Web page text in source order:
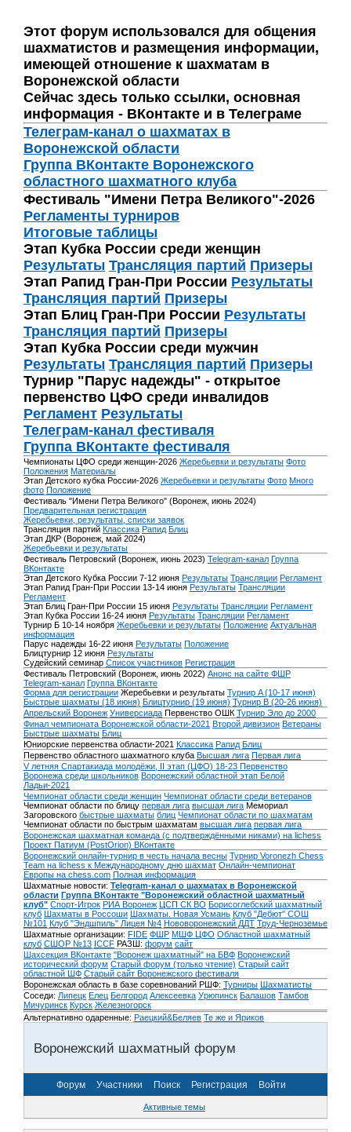
Этот форум использовался для общения
шахматистов и размещения информации,
имеющей отношение к шахматам в
Воронежской области
Сейчас здесь только ссылки, основная
информация - ВКонтакте и в Телеграме
Телеграм-канал о шахматах в
Воронежской области
Группа ВКонтакте Воронежского
областного шахматного клуба
Фестиваль "Имени Петра Великого"-2026
Регламенты турниров
Итоговые таблицы
Этап Кубка России среди женщин
Результаты Трансляция партий Призеры
Этап Рапид Гран-При России Результаты
Трансляция партий Призеры
Этап Блиц Гран-При России Результаты
Трансляция партий Призеры
Этап Кубка России среди мужчин
Результаты Трансляция партий Призеры
Турнир "Парус надежды" - открытое
первенство ЦФО среди инвалидов
Регламент Результаты
Телеграм-канал фестиваля
Группа ВКонтакте фестиваля
Чемпионаты ЦФО среди женщин-2026 Жеребьевки и результаты Фото
Положения Материалы
Этап Детского кубка России-2026 Жеребьевки и результаты Фото Много
фото Положение
Фестиваль "Имени Петра Великого" (Воронеж, июнь 2024)
Предварительная регистрация
Жеребьевки, результаты, списки заявок
Трансляция партий Классика Рапид Блиц
Этап ДКР (Воронеж, май 2024)
Жеребьевки и результаты
Фестиваль Петровский (Воронеж, июнь 2023) Telegram-канал Группа
ВКонтакте
Этап Детского Кубка России 7-12 июня Результаты Трансляции Регламент
Этап Рапид Гран-При России 13-14 июня Результаты Трансляции
Регламент
Этап Блиц Гран-При России 15 июня Результаты Трансляции Регламент
Этап Кубка России 16-24 июня Результаты Трансляции Регламент
Турнир Б 10-14 ноября Жеребьевки и результаты Положение Актуальная
информация
Парус надежды 16-22 июня Результаты Положение
Блицтурнир 12 июня Результаты
Судейский семинар Список участников Регистрация
Фестиваль Петровский (Воронеж, июнь 2022) Анонс на сайте ФШР
Telegram-канал Группа ВКонтакте
Форма для регистрации Жеребьевки и результаты Турнир A (10-17 июня)
Быстрые шахматы (18 июня) Блицтурнир (19 июня) Турнир B (20-26 июня)
Апрельский Воронеж Универсиада Первенство ОШК Турнир Эло до 2000
Финал чемпионата Воронежской области-2021 Второй дивизион Ветераны
Быстрые шахматы Блиц
Юниорские первенства области-2021 Классика Рапид Блиц
Первенство областного шахматного клуба Высшая лига Первая лига
V летняя Спартакиада молодёжи, II этап (ЦФО) 18-23 Первенство
Воронежа среди школьников Воронежский областной этап Белой
Ладьи-2021
Чемпионат области среди женщин Чемпионат области среди ветеранов
Чемпионат области по блицу первая лига высшая лига Мемориал
Загоровского быстрые шахматы блиц Чемпионат области по шахматам
Чемпионат области по быстрым шахматам высшая лига первая лига
Воронежская шахматная команда (с подтверждёнными никами) на lichess
Проект Патиум (PostOrion) ВКонтакте
Воронежский онлайн-турнир в честь начала весны Турнир Voronezh Chess
Team на lichess к Международному дню шахмат Онлайн-чемпионат
Европы на chess.com Полная информация
Шахматные новости: Telegram-канал о шахматах в Воронежской
области Группа ВКонтакте "Воронежский областной шахматный
клуб" Спорт-Игрок РИА Воронеж ЦСП СК ВО Борисоглебский шахматный
клуб Шахматы в Россоши Шахматы. Новая Усмань Клуб "Дебют" СОШ
№101 Клуб "Эндшпиль" Лицея №4 Нововоронежский ДДТ Труд-Черноземье
Шахматные организации: FIDE ФШР МШФ ЦФО Областной шахматный
клуб СШОР №13 ICCF РАЗШ: форум сайт
Шахсекция ВКонтакте "Воронеж шахматный" на БВФ Воронежский
исторический форум Cтарый форум (только чтение) Старый сайт
областной ШФ Старый сайт Воронежского фестиваля
Воронежская область в базе соревнований РШФ: Турниры Шахматисты
Соседи: Липецк Елец Белгород Алексеевка Урюпинск Балашов Тамбов
Мичуринск Курск Железногорск
Альтернативно одаренные: Раецкий&Беляев Те же и Яриков
Воронежский шахматный форум
Форум Участники Поиск Регистрация Войти
Активные темы